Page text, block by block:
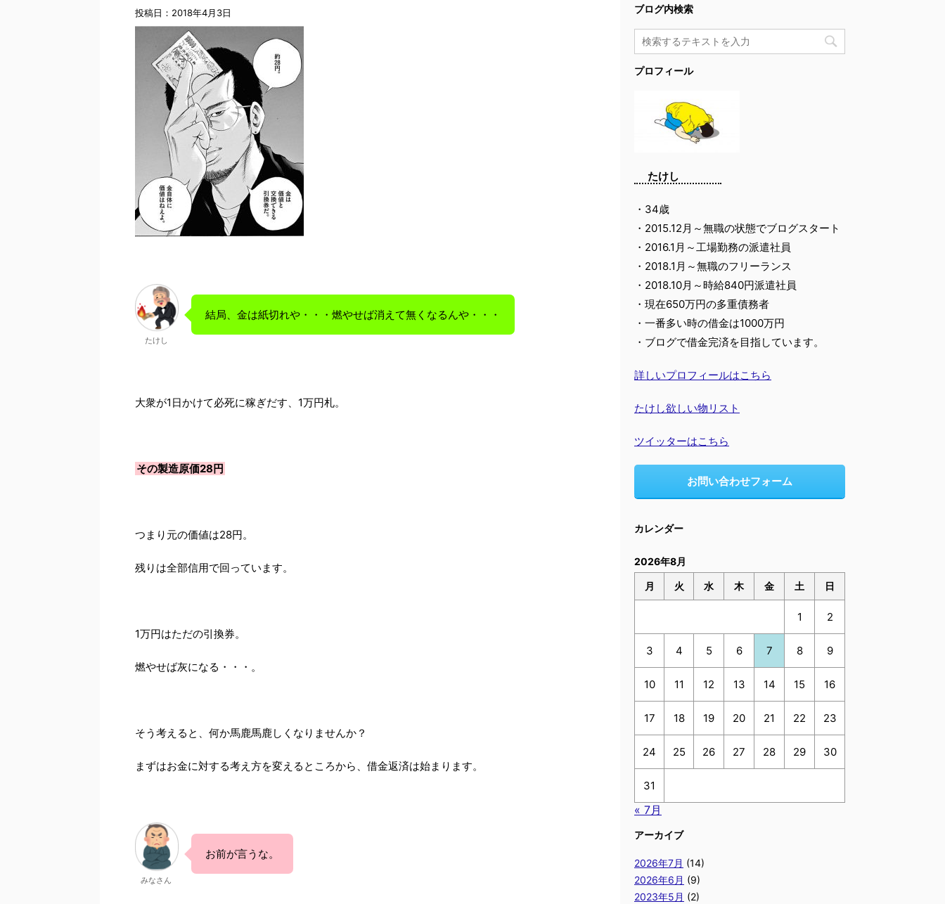
投稿日： 2018年4月3日
たけし
結局、金は紙切れや・・・燃やせば消えて無くなるんや・・・
大衆が1日かけて必死に稼ぎだす、1万円札。
その製造原価28円
つまり元の価値は28円。
残りは全部信用で回っています。
1万円はただの引換券。
燃やせば灰になる・・・。
そう考えると、何か馬鹿馬鹿しくなりませんか？
まずはお金に対する考え方を変えるところから、借金返済は始まります。
みなさん
お前が言うな。
ブログ内検索
プロフィール
たけし
・34歳
・2015.12月～無職の状態でブログスタート
・2016.1月～工場勤務の派遣社員
・2018.1月～無職のフリーランス
・2018.10月～時給840円派遣社員
・現在650万円の多重債務者
・一番多い時の借金は1000万円
・ブログで借金完済を目指しています。
詳しいプロフィールはこちら
たけし欲しい物リスト
ツイッターはこちら
お問い合わせフォーム
カレンダー
2026年8月
月 火 水 木 金 土 日
1 2
3 4 5 6 7 8 9
10 11 12 13 14 15 16
17 18 19 20 21 22 23
24 25 26 27 28 29 30
31
« 7月
アーカイブ
2026年7月 (14)
2026年6月 (9)
2023年5月 (2)